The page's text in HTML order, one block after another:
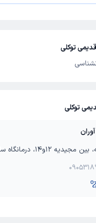
توکلی
توکلی
مجیدیه 12و14، درمانگاه سلامت آوران